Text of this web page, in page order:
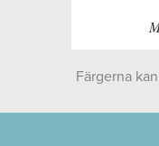
Färgerna